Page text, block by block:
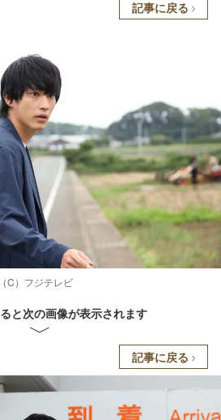
記事に戻る
C）フジテレビ
と次の画像が表示されます
記事に戻る